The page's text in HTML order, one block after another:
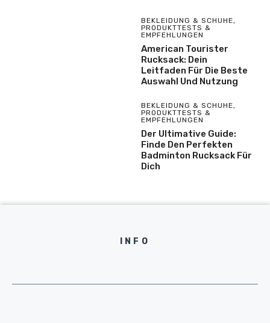
BEKLEIDUNG & SCHUHE,
PRODUKTTESTS &
EMPFEHLUNGEN
American Tourister
Rucksack: Dein
Leitfaden Für Die Beste
Auswahl Und Nutzung
BEKLEIDUNG & SCHUHE,
PRODUKTTESTS &
EMPFEHLUNGEN
Der Ultimative Guide:
Finde Den Perfekten
Badminton Rucksack Für
Dich
INFO